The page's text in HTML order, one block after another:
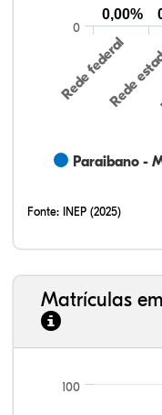
Paraibano -
Rede federal
Rede
0
0,00%
Fonte: INEP (2025)
Matrículas
100 8,88%
5,75%
0,28%
80,21%
1,71%
3,17%
33,06%
7,95%
0,46%
55,81%
1,22%
1,50%